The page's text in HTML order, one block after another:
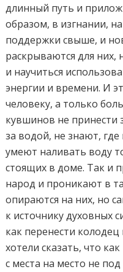
длинный путь и
образом, в изгнании,
поддержки свыше, и
раскрываются для них,
и научиться
энергии и времени. И
человеку, а только
кувшинов не принести
за водой, не знают, где
умеют наливать воду
стоящих в доме. Так и
народ и проникают в
опираются на них, но
к источнику духовных
как перенести
хотели сказать, что
с места на место не